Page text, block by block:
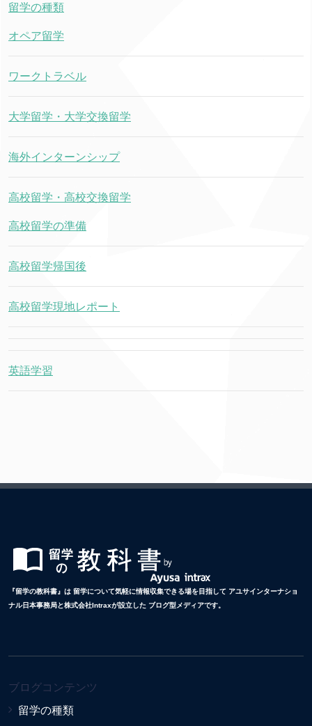
留学の種類
オペア留学
ワークトラベル
大学留学・大学交換留学
海外インターンシップ
高校留学・高校交換留学
高校留学の準備
高校留学帰国後
高校留学現地レポート
英語学習
『留学の教科書』は 留学について気軽に情報収集できる場を目指して アユサインターナショ
ナル日本事務局と株式会社Intraxが設立した ブログ型メディアです。
ブログコンテンツ
留学の種類